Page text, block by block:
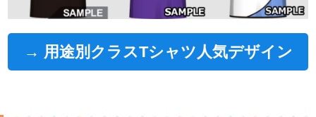
→ 用途別クラスTシャツ人気デザイン